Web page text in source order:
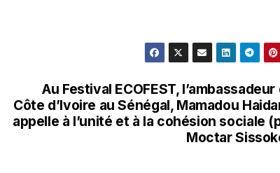
Au Festival ECOFEST, l’ambassadeur
Côte d’Ivoire au Sénégal, Mamadou
appelle à l’unité et à la cohésion sociale
Moctar